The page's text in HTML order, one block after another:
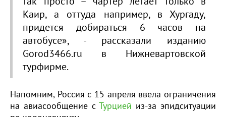
Каир, а оттуда например, в Хургаду,
придется добираться 6 часов на
автобусе», - рассказали изданию
Gorod3466.ru в Нижневартовской
турфирме.
Напомним, Россия с 15 апреля ввела ограничения
на авиасообщение сТурцией из-за эпидситуации